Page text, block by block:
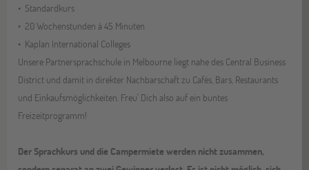
Standardkurs
20 Wochenstunden à 45 Minuten
Kaplan International Colleges
Unsere Partnersprachschule in Melbourne liegt nahe des Central Business
District und damit in direkter Nachbarschaft zu Cafés, Bars, Restaurants
und Einkaufsmöglichkeiten. Freu' Dich also auf ein buntes
Freizeitprogramm!
Der Sprachkurs und die Campermiete werden nicht zusammen,